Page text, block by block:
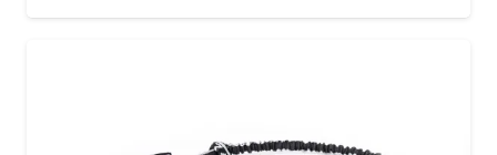
17,99 €